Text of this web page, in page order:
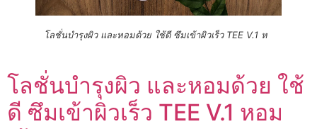
โลชั่นบำรุงผิว และหอมด้วย ใช้ดี ซึมเข้าผิวเร็ว TEE V.1 ห
โลชั่นบำรุงผิว และหอมด้วย ใช้
ดี ซึมเข้าผิวเร็ว TEE V.1 หอม